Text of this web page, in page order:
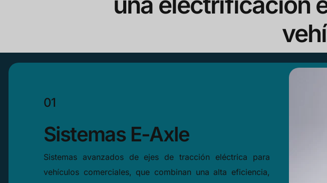
01
Sistemas E-Axle
Sistemas avanzados de ejes de tracción eléctrica para
vehículos comerciales, que combinan una alta eficiencia,